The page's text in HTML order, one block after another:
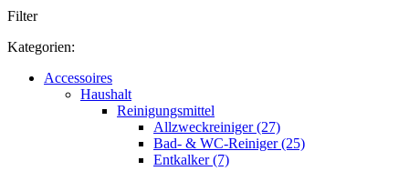
Filter
Kategorien:
Accessoires
Haushalt
Reinigungsmittel
Allzweckreiniger (27)
Bad- & WC-Reiniger (25)
Entkalker (7)